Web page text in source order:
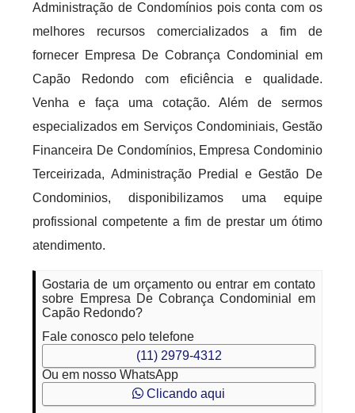
Administração de Condomínios pois conta com os
melhores recursos comercializados a fim de
fornecer Empresa De Cobrança Condominial em
Capão Redondo com eficiência e qualidade.
Venha e faça uma cotação. Além de sermos
especializados em Serviços Condominiais, Gestão
Financeira De Condomínios, Empresa Condominio
Terceirizada, Administração Predial e Gestão De
Condominios, disponibilizamos uma equipe
profissional competente a fim de prestar um ótimo
atendimento.
Gostaria de um orçamento ou entrar em contato
sobre Empresa De Cobrança Condominial em
Capão Redondo?
Fale conosco pelo telefone
(11) 2979-4312
Ou em nosso WhatsApp
Clicando aqui